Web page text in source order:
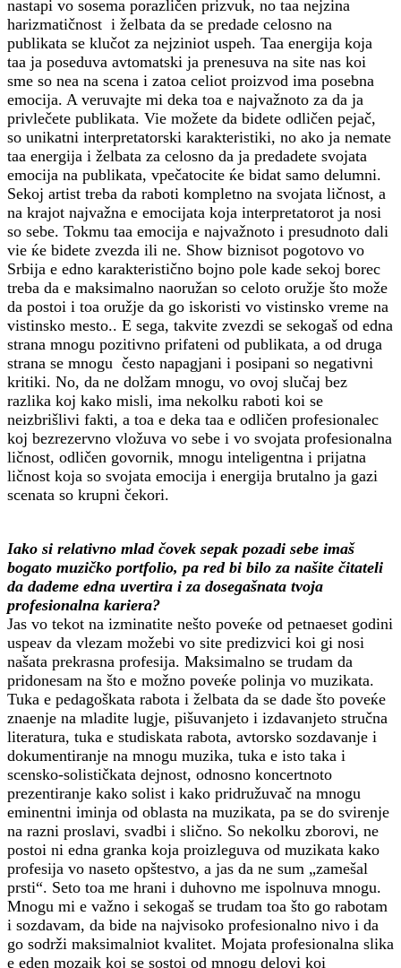
nastapi vo sosema porazličen prizvuk, no taa nejzina
harizmatičnost i želbata da se predade celosno na
publikata se klučot za nejziniot uspeh. Taa energija koja
taa ja poseduva avtomatski ja prenesuva na site nas koi
sme so nea na scena i zatoa celiot proizvod ima posebna
emocija. A veruvajte mi deka toa e najvažnoto za da ja
privlečete publikata. Vie možete da bidete odličen pejač,
so unikatni interpretatorski karakteristiki, no ako ja nemate
taa energija i želbata za celosno da ja predadete svojata
emocija na publikata, vpečatocite ќe bidat samo delumni.
Sekoj artist treba da raboti kompletno na svojata ličnost, a
na krajot najvažna e emocijata koja interpretatorot ja nosi
so sebe. Tokmu taa emocija e najvažnoto i presudnoto dali
vie ќe bidete zvezda ili ne. Show biznisot pogotovo vo
Srbija e edno karakteristično bojno pole kade sekoj borec
treba da e maksimalno naoružan so celoto oružje što može
da postoi i toa oružje da go iskoristi vo vistinsko vreme na
vistinsko mesto.. E sega, takvite zvezdi se sekogaš od edna
strana mnogu pozitivno prifateni od publikata, a od druga
strana se mnogu često napagjani i posipani so negativni
kritiki. No, da ne dolžam mnogu, vo ovoj slučaj bez
razlika koj kako misli, ima nekolku raboti koi se
neizbrišlivi fakti, a toa e deka taa e odličen profesionalec
koj bezrezervno vložuva vo sebe i vo svojata profesionalna
ličnost, odličen govornik, mnogu inteligentna i prijatna
ličnost koja so svojata emocija i energija brutalno ja gazi
scenata so krupni čekori.
Iako si relativno mlad čovek sepak pozadi sebe imaš
bogato muzičko portfolio, pa red bi bilo za našite čitateli
da dademe edna uvertira i za dosegašnata tvoja
profesionalna kariera?
Jas vo tekot na izminatite nešto poveќe od petnaeset godini
uspeav da vlezam možebi vo site predizvici koi gi nosi
našata prekrasna profesija. Maksimalno se trudam da
pridonesam na što e možno poveќe polinja vo muzikata.
Tuka e pedagoškata rabota i želbata da se dade što poveќe
znaenje na mladite lugje, pišuvanjeto i izdavanjeto stručna
literatura, tuka e studiskata rabota, avtorsko sozdavanje i
dokumentiranje na mnogu muzika, tuka e isto taka i
scensko-solističkata dejnost, odnosno koncertnoto
prezentiranje kako solist i kako pridružuvač na mnogu
eminentni iminja od oblasta na muzikata, pa se do svirenje
na razni proslavi, svadbi i slično. So nekolku zborovi, ne
postoi ni edna granka koja proizleguva od muzikata kako
profesija vo naseto opštestvo, a jas da ne sum „zamešal
prsti“. Seto toa me hrani i duhovno me ispolnuva mnogu.
Mnogu mi e važno i sekogaš se trudam toa što go rabotam
i sozdavam, da bide na najvisoko profesionalno nivo i da
go sodrži maksimalniot kvalitet. Mojata profesionalna slika
e eden mozaik koj se sostoi od mnogu delovi koi